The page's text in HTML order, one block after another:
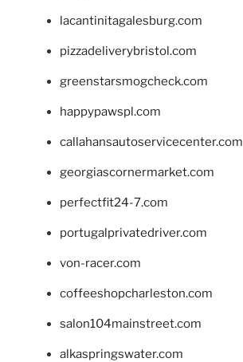
lacantinitagalesburg.com
pizzadeliverybristol.com
greenstarsmogcheck.com
happypawspl.com
callahansautoservicecenter.com
georgiascornermarket.com
perfectfit24-7.com
portugalprivatedriver.com
von-racer.com
coffeeshopcharleston.com
salon104mainstreet.com
alkaspringswater.com